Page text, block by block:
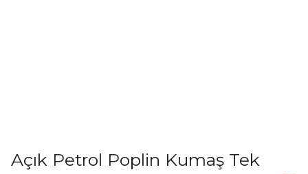
Açık Petrol Poplin Kumaş Tek